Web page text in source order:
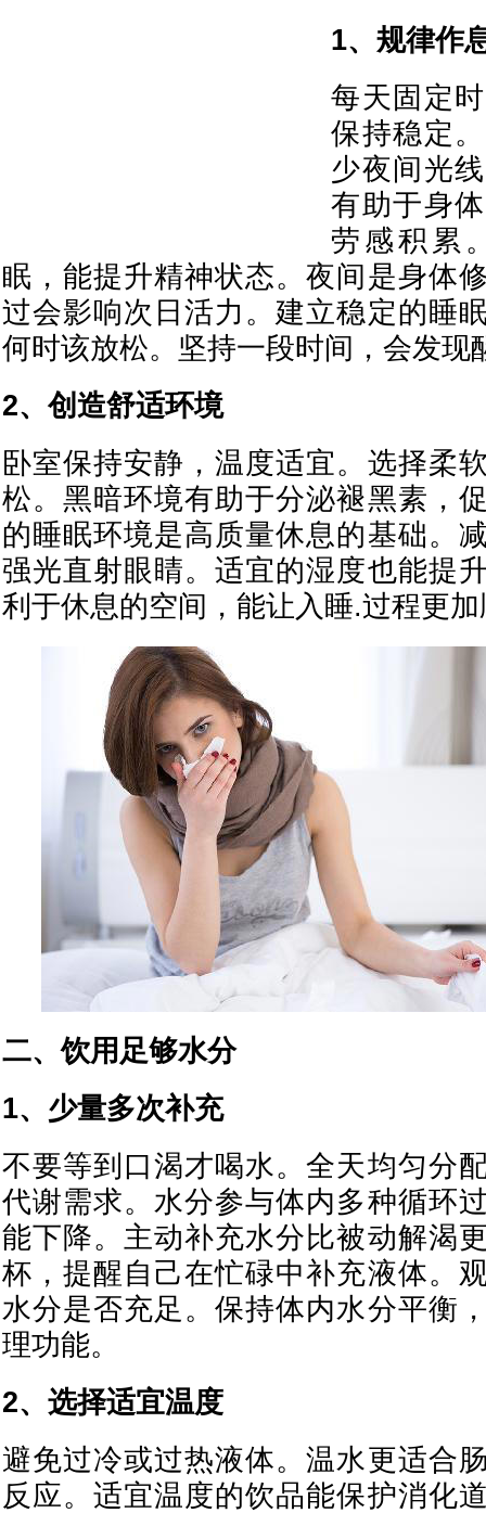
1、规律作
每天固定
保持稳定
少夜间光
有助于身
劳感积累
眠，能提升精神状态。夜间是身体
过会影响次日活力。建立稳定的睡
何时该放松。坚持一段时间，会发现
2、创造舒适环境
卧室保持安静，温度适宜。选择柔
松。黑暗环境有助于分泌褪黑素，
的睡眠环境是高质量休息的基础。
强光直射眼睛。适宜的湿度也能提
利于休息的空间，能让入睡.过程更
二、饮用足够水分
1、少量多次补充
不要等到口渴才喝水。全天均匀分
代谢需求。水分参与体内多种循环
能下降。主动补充水分比被动解渴
杯，提醒自己在忙碌中补充液体。
水分是否充足。保持体内水分平衡
理功能。
2、选择适宜温度
避免过冷或过热液体。温水更适合
反应。适宜温度的饮品能保护消化